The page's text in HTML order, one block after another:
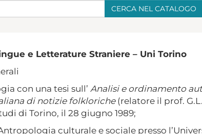
CERCA NEL CATALOGO
e Letterature Straniere – Uni Torino
con una tesi sull’ Analisi e ordinamento
di notizie folkloriche(relatore il prof.
di Torino, il 28 giugno 1989;
culturale e sociale presso